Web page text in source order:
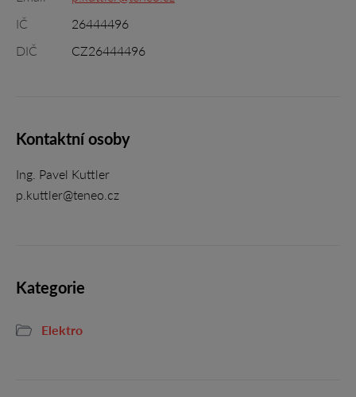
IČ
26444496
DIČ
CZ26444496
Kontaktní osoby
Ing. Pavel Kuttler
p.kuttler@teneo.cz
Kategorie
Elektro